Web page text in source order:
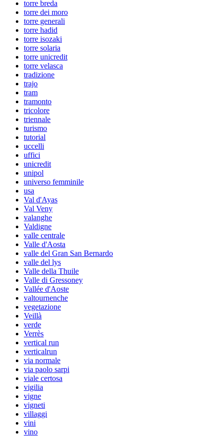
torre breda
torre dei moro
torre generali
torre hadid
torre isozaki
torre solaria
torre unicredit
torre velasca
tradizione
trajo
tram
tramonto
tricolore
triennale
turismo
tutorial
uccelli
uffici
unicredit
unipol
universo femminile
usa
Val d'Ayas
Val Veny
valanghe
Valdigne
valle centrale
Valle d'Aosta
valle del Gran San Bernardo
valle del lys
Valle della Thuile
Valle di Gressoney
Vallée d'Aoste
valtournenche
vegetazione
Veillà
verde
Verrès
vertical run
verticalrun
via normale
via paolo sarpi
viale certosa
vigilia
vigne
vigneti
villaggi
vini
vino